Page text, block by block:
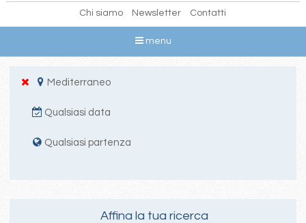
Chi siamo Newsletter Contatti
menu
Mediterraneo
Qualsiasi data
Qualsiasi partenza
Affina la tua ricerca